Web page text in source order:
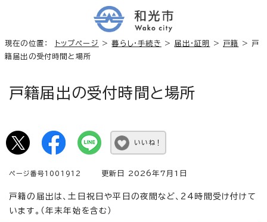
現在の位置： トップページ >暮らし・手続き > 届出・証明 > 戸籍
> 戸
籍届出の受付時間と場所
戸籍届出の受付時間と場所
いいね！
ページ番号1001912 更新日 2026年7月1日
戸籍の届出は、土日祝日や平日の夜間など、24時間受け付けて
います。（年末年始を含む）